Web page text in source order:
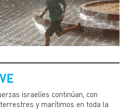
israelíes continúan, con
y marítimos en toda la